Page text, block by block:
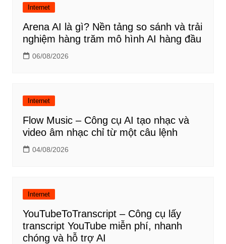
Internet
Arena AI là gì? Nền tảng so sánh và trải
nghiệm hàng trăm mô hình AI hàng đầu
06/08/2026
Internet
Flow Music – Công cụ AI tạo nhạc và
video âm nhạc chỉ từ một câu lệnh
04/08/2026
Internet
YouTubeToTranscript – Công cụ lấy
transcript YouTube miễn phí, nhanh
chóng và hỗ trợ AI